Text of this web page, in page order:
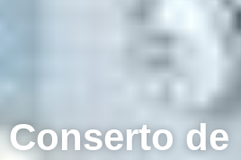
Conserto de